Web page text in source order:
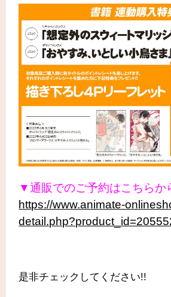
▼通販でのご予約はこちらか
https://www.animate-
是非チェックしてください!!